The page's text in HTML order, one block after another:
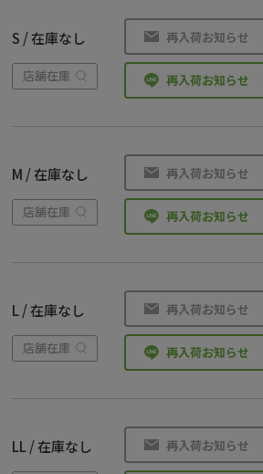
S / 在庫なし
店舗在庫
再入荷お知らせ
再入荷お知らせ
M / 在庫なし
店舗在庫
再入荷お知らせ
再入荷お知らせ
L / 在庫なし
店舗在庫
再入荷お知らせ
再入荷お知らせ
LL / 在庫なし 再入荷お知らせ